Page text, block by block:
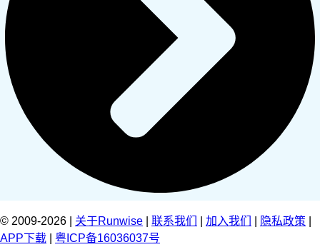
© 2009-2026 | 关于Runwise 联系我们 加入我们 隐私政策
APP下载
粤ICP备16036037号